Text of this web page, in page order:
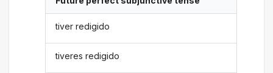
tiver redigido
tiveres redigido